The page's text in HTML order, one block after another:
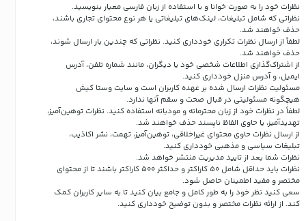
نظرات خود را به صورت خوانا و با استفاده از زبان فارسی معیار بنویسید.
نظراتی که شامل تبلیغات، لینک‌های تبلیغاتی یا هر نوع محتوای تجاری باشند،
حذف خواهند شد.
لطفاً از ارسال نظرات تکراری خودداری کنید. نظراتی که چندین بار ارسال شوند،
حذف خواهند شد.
از اشتراک‌گذاری اطلاعات شخصی خود یا دیگران، مانند شماره تلفن، آدرس
ایمیل، و آدرس منزل خودداری کنید.
مسئولیت نظرات ارسال شده بر عهده کاربران است و سایت وستا کیش
هیچگونه مسئولیتی در قبال صحت و سقم آنها ندارد.
لطفاً در نظرات خود از زبان محترمانه و مودبانه استفاده کنید. نظرات توهین‌آمیز،
تهدیدآمیز، یا حاوی الفاظ ناپسند حذف خواهند شد.
از ارسال نظرات حاوی محتوای غیراخلاقی، توهین‌آمیز، تهمت، نشر اکاذیب،
تبلیغات سیاسی و مذهبی خودداری کنید.
نظرات شما بعد از تایید مدیریت منتشر خواهد شد.
نظرات باید حداقل شامل 50 کاراکتر و حداکثر 500 کاراکتر باشند تا از محتوای
مختصر و مفید اطمینان حاصل شود.
سعی کنید نظر خود را به طور کامل و جامع بیان کنید تا به سایر کاربران کمک
کند. از ارائه نظرات مختصر و بدون توضیح خودداری کنید.